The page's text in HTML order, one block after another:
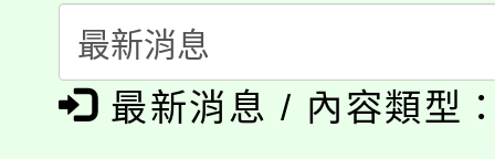
《TA101》溝通分析基
程，歡迎學生輔導中心
淨零綠生活教案入校路
會
115年食農教育專業人
學期銜接期間理賠案件
最新消息 / 內容類型